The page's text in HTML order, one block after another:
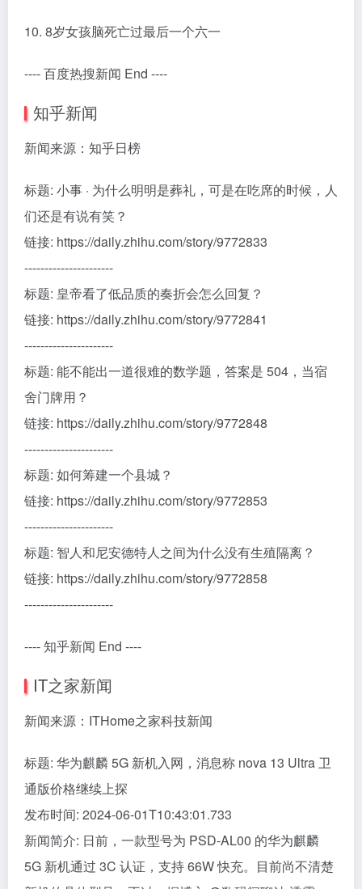
10. 8岁女孩脑死亡过最后一个六一
---- 百度热搜新闻 End ----
知乎新闻
新闻来源：知乎日榜
标题: 小事 · 为什么明明是葬礼，可是在吃席的时候，人
们还是有说有笑？
链接: https://daily.zhihu.com/story/9772833
----------------------
标题: 皇帝看了低品质的奏折会怎么回复？
链接: https://daily.zhihu.com/story/9772841
----------------------
标题: 能不能出一道很难的数学题，答案是 504，当宿
舍门牌用？
链接: https://daily.zhihu.com/story/9772848
----------------------
标题: 如何筹建一个县城？
链接: https://daily.zhihu.com/story/9772853
----------------------
标题: 智人和尼安德特人之间为什么没有生殖隔离？
链接: https://daily.zhihu.com/story/9772858
----------------------
---- 知乎新闻 End ----
IT之家新闻
新闻来源：ITHome之家科技新闻
标题: 华为麒麟 5G 新机入网，消息称 nova 13 Ultra 卫
通版价格继续上探
发布时间: 2024-06-01T10:43:01.733
新闻简介: 日前，一款型号为 PSD-AL00 的华为麒麟
5G 新机通过 3C 认证，支持 66W 快充。目前尚不清楚